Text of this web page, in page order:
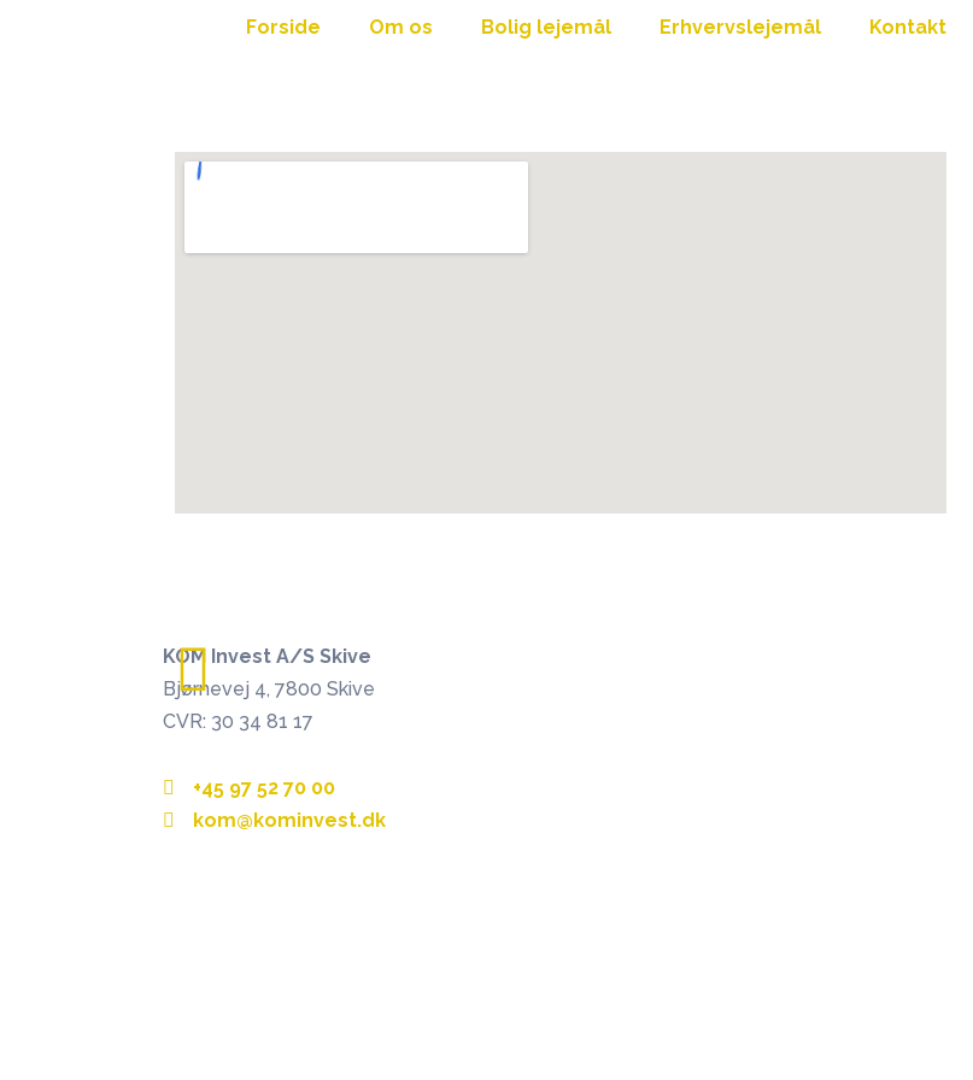
Forside Om os Bolig lejemål Erhvervslejemål Kontakt
KOM Invest A/S Skive
Bjørnevej 4, 7800 Skive
CVR: 30 34 81 17
+45 97 52 70 00
kom@kominvest.dk